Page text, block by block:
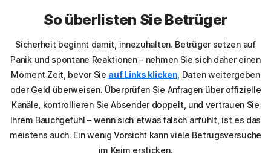
So überlisten Sie Betrüger
Sicherheit beginnt damit, innezuhalten. Betrüger setzen auf
Panik und spontane Reaktionen – nehmen Sie sich daher einen
Moment Zeit, bevor Sie auf Links klicken , Daten weitergeben
oder Geld überweisen. Überprüfen Sie Anfragen über offizielle
Kanäle, kontrollieren Sie Absender doppelt, und vertrauen Sie
Ihrem Bauchgefühl – wenn sich etwas falsch anfühlt, ist es das
meistens auch. Ein wenig Vorsicht kann viele Betrugsversuche
im Keim ersticken.